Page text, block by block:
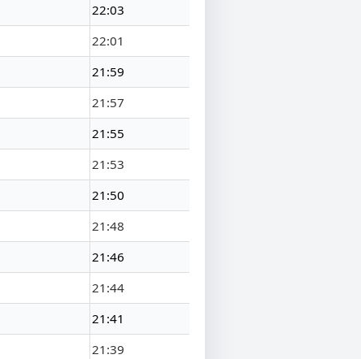
22:03
22:01
21:59
21:57
21:55
21:53
21:50
21:48
21:46
21:44
21:41
21:39